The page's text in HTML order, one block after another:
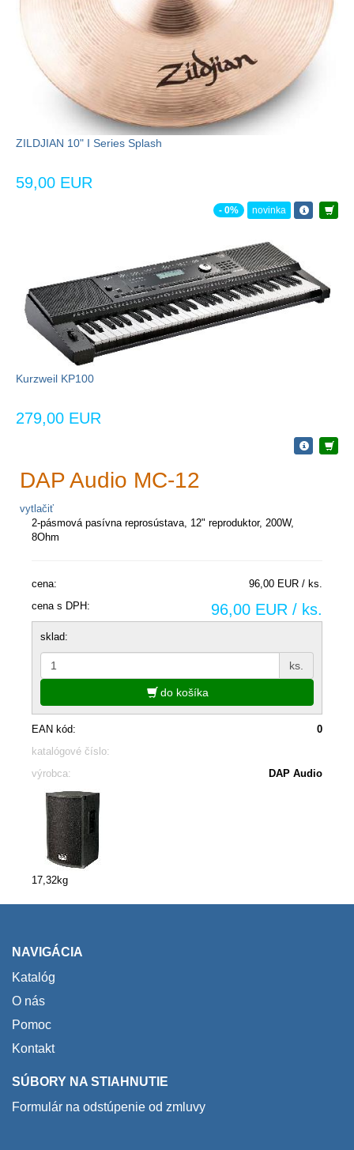
ZILDJIAN 10" I Series Splash
59,00 EUR
- 0% novinka
Kurzweil KP100
279,00 EUR
DAP Audio MC-12
vytlačiť
2-pásmová pasívna reprosústava, 12" reproduktor, 200W,
8Ohm
cena:
96,00 EUR / ks.
cena s DPH:
96,00 EUR / ks.
sklad:
ks.
do košíka
EAN kód:
0
katalógové číslo:
výrobca:
DAP Audio
17,32kg
NAVIGÁCIA
Katalóg
O nás
Pomoc
Kontakt
SÚBORY NA STIAHNUTIE
Formulár na odstúpenie od zmluvy